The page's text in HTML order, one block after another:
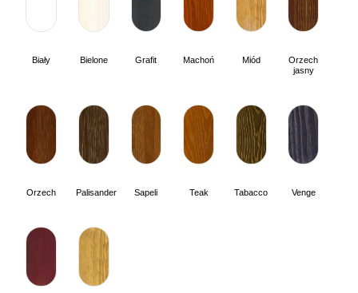
Biały Bielone Grafit Machoń Miód
Orzech
jasny
Orzech Palisander Sapeli Teak Tabacco Venge